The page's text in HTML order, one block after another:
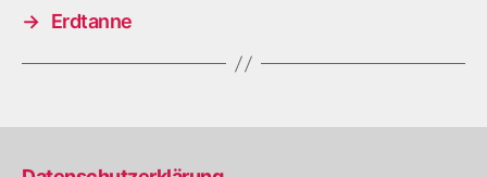
→ Erdtanne